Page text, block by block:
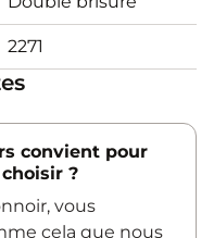
2271
convient pour
?
vous
cela que nous